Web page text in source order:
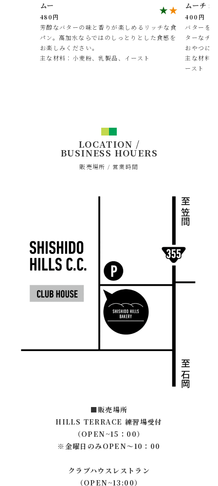
ムー
480円
★★
芳醇なバターの味と香りが楽しめるリッチな食
パン。高加水ならではのしっとりとした食感を
お楽しみください。
主な材料：小麦粉、乳製品、イースト
ムーチョ
400円
バターを
ターなチ
おやつに
主な材料
ースト
LOCATION /
BUSINESS HOUERS
販売場所 / 営業時間
■販売場所
HILLS TERRACE 練習場受付
（OPEN~15：00）
※金曜日のみOPEN～10：00
クラブハウスレストラン
（OPEN~13:00）